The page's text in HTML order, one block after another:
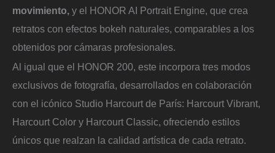
movimiento, y el HONOR AI Portrait Engine, que crea
retratos con efectos bokeh naturales, comparables a los
obtenidos por cámaras profesionales.
Al igual que el HONOR 200, este incorpora tres modos
exclusivos de fotografía, desarrollados en colaboración
con el icónico Studio Harcourt de París: Harcourt Vibrant,
Harcourt Color y Harcourt Classic, ofreciendo estilos
únicos que realzan la calidad artística de cada retrato.